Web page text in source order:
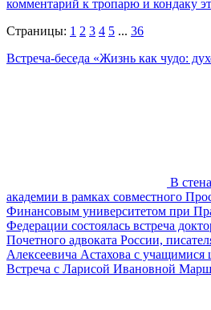
комментарий к тропарю и кондаку
Страницы: 1 2 3 4 5 ... 36
Встреча-беседа «Жизнь как чудо:
В
академии в рамках совместного
Финансовым университетом при
Федерации состоялась встреча
Почетного адвоката России,
Алексеевича Астахова с
Встреча с Ларисой Ивановной